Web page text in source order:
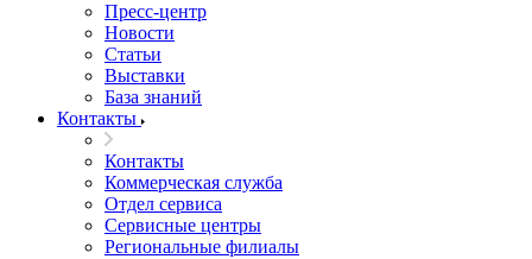
Пресс-центр
Новости
Статьи
Выставки
База знаний
Контакты
Контакты
Коммерческая служба
Отдел сервиса
Сервисные центры
Региональные филиалы